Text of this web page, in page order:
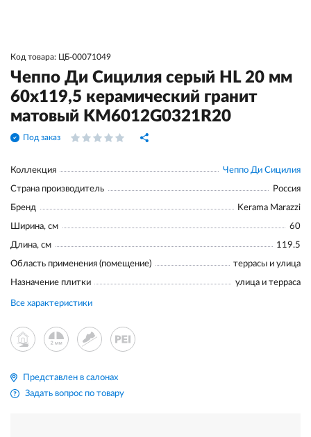
Код товара: ЦБ-00071049
Чеппо Ди Сицилия серый HL 20 мм
60x119,5 керамический гранит
матовый KM6012G0321R20
Под заказ
Коллекция Чеппо Ди Сицилия
Страна производитель Россия
Бренд Kerama Marazzi
Ширина, см 60
Длина, см 119.5
Область применения (помещение) террасы и улица
Назначение плитки улица и терраса
Все характеристики
Представлен в салонах
Задать вопрос по товару